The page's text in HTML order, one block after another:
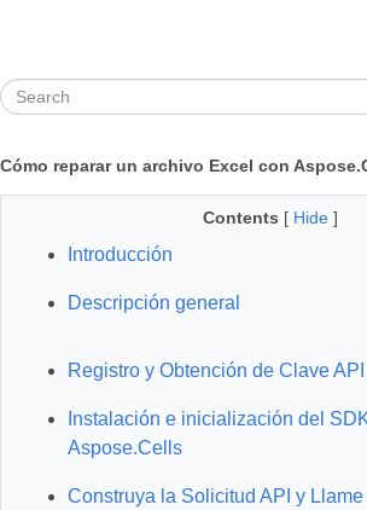
Cómo reparar un archivo Excel con
Contents [ Hide ]
Introducción
Descripción general
Registro y Obtención de Clave API
Instalación e inicialización del
Aspose.Cells
Construya la Solicitud API y Llame